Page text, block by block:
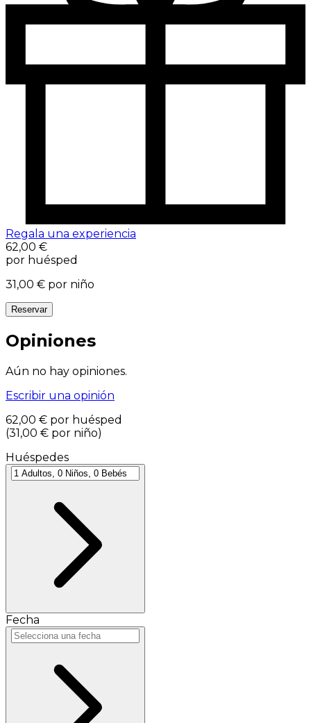
Regala una experiencia
62,00 €
por huésped
31,00 € por niño
Reservar
Opiniones
Aún no hay opiniones.
Escribir una opinión
62,00 € por huésped
(31,00 € por niño)
Huéspedes
Fecha